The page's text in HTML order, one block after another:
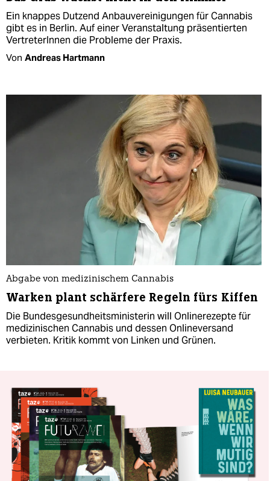
Ein knappes Dutzend Anbauvereinigungen für Cannabis
gibt es in Berlin. Auf einer Veranstaltung präsentierten
VertreterInnen die Probleme der Praxis.
Von Andreas Hartmann
Abgabe von medizinischem Cannabis
Warken plant schärfere Regeln fürs Kiffen
Die Bundesgesundheitsministerin will Onlinerezepte für
medizinischen Cannabis und dessen Onlineversand
verbieten. Kritik kommt von Linken und Grünen.